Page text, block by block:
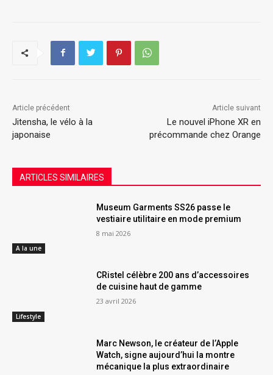
Article précédent
Jitensha, le vélo à la
japonaise
Article suivant
Le nouvel iPhone XR en
précommande chez Orange
ARTICLES SIMILAIRES
A la une
Museum Garments SS26 passe le
vestiaire utilitaire en mode premium
8 mai 2026
Lifestyle
CRistel célèbre 200 ans d’accessoires
de cuisine haut de gamme
23 avril 2026
Marc Newson, le créateur de l’Apple
Watch, signe aujourd’hui la montre
mécanique la plus extraordinaire